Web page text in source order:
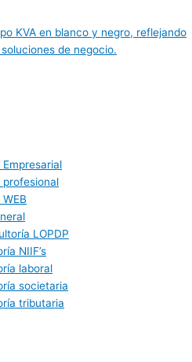
profesional
LOPDP
NIIF’s
laboral
societaria
tributaria